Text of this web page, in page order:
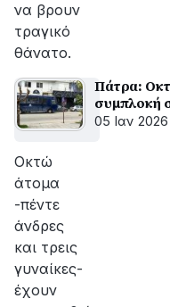
να βρουν
τραγικό
θάνατο.
Πάτρα:
συμπλοκή
05 Ιαν 2026
Οκτώ
άτομα
-πέντε
άνδρες
και τρεις
γυναίκες-
έχουν